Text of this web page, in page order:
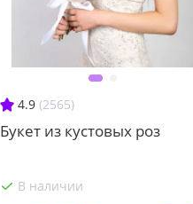
4.9 (2565)
Букет из кустовых роз
В наличии